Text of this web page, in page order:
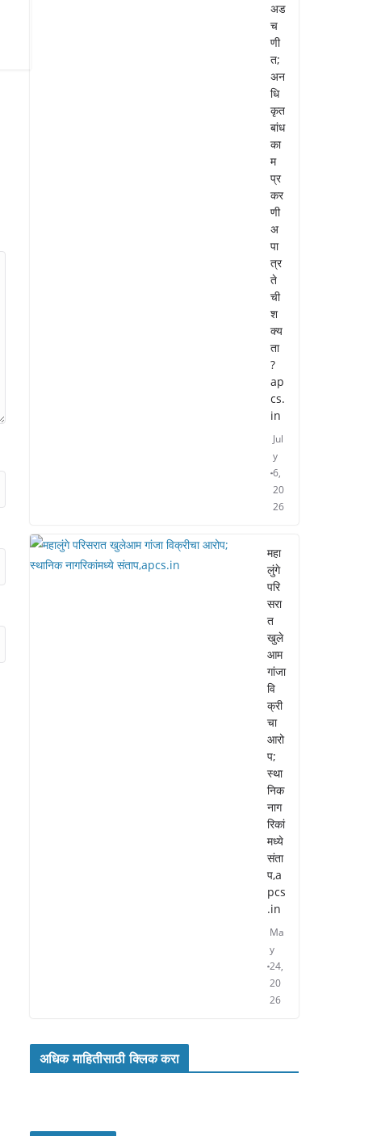
अड
च
णी
त;
अन
धि
कृत
बांध
का
म
प्र
कर
णी
अ
पा
त्र
ते
ची
श
क्य
ता
?
ap
cs.
in
Jul
y
6,
20
26
महा
लुंगे
परि
सरा
त
खुले
आम
गांजा
वि
क्री
चा
आरो
प;
स्था
निक
नाग
रिकां
मध्ये
संता
प,a
pcs
.in
Ma
y
24,
20
26
अधिक माहितीसाठी क्लिक करा